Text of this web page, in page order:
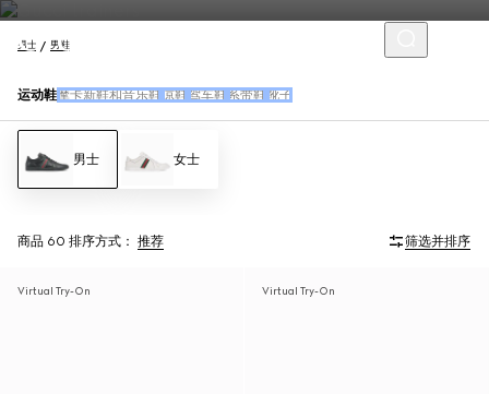
男士 男鞋
运动鞋 摩卡新鞋和音乐鞋 凉鞋 驾车鞋 系带鞋 靴子
男士 女士
商品 60 排序方式： 推荐 筛选并排序
Virtual Try-On Virtual Try-On